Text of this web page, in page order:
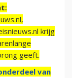
krijg
geeft.
van